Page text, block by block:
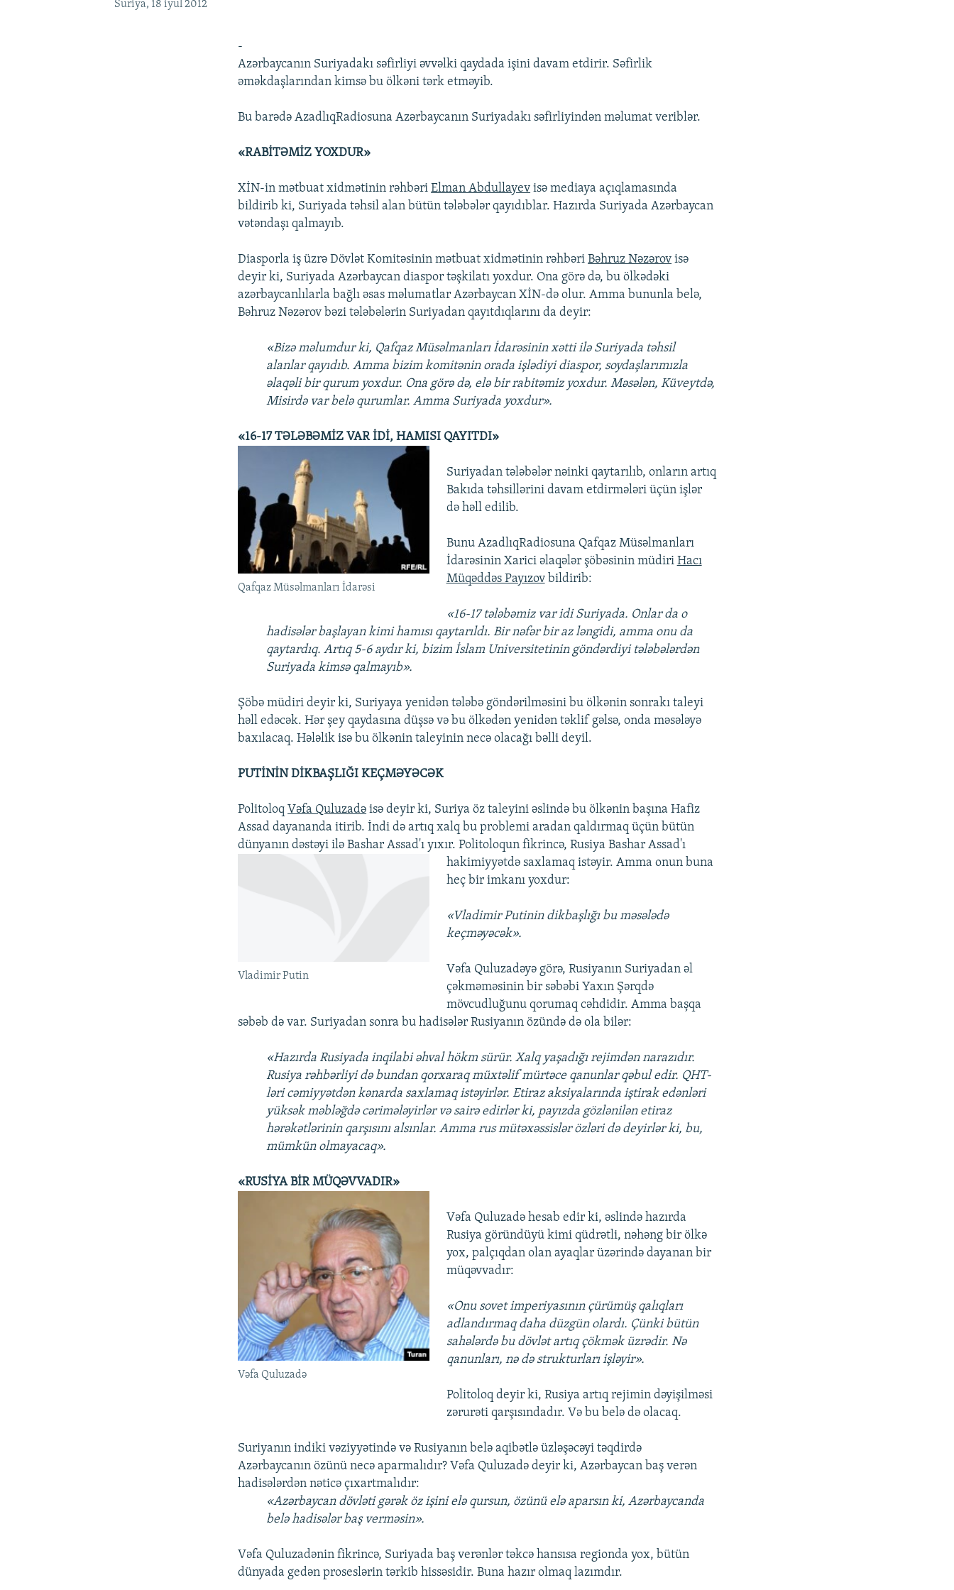
Suriya, 18 iyul 2012
-
Azərbaycanın Suriyadakı səfirliyi əvvəlki qaydada işini davam etdirir. Səfirlik
əməkdaşlarından kimsə bu ölkəni tərk etməyib.
Bu barədə AzadlıqRadiosuna Azərbaycanın Suriyadakı səfirliyindən məlumat veriblər.
«RABİTƏMİZ YOXDUR»
XİN-in mətbuat xidmətinin rəhbəriElman Abdullayev isə mediaya açıqlamasında
bildirib ki, Suriyada təhsil alan bütün tələbələr qayıdıblar. Hazırda Suriyada Azərbaycan
vətəndaşı qalmayıb.
Diasporla iş üzrə Dövlət Komitəsinin mətbuat xidmətinin rəhbəriBəhruz Nəzərov isə
deyir ki, Suriyada Azərbaycan diaspor təşkilatı yoxdur. Ona görə də, bu ölkədəki
azərbaycanlılarla bağlı əsas məlumatlar Azərbaycan XİN-də olur. Amma bununla belə,
Bəhruz Nəzərov bəzi tələbələrin Suriyadan qayıtdıqlarını da deyir:
«Bizə məlumdur ki, Qafqaz Müsəlmanları İdarəsinin xətti ilə Suriyada təhsil
alanlar qayıdıb. Amma bizim komitənin orada işlədiyi diaspor, soydaşlarımızla
əlaqəli bir qurum yoxdur. Ona görə də, elə bir rabitəmiz yoxdur. Məsələn, Küveytdə,
Misirdə var belə qurumlar. Amma Suriyada yoxdur».
«16-17 TƏLƏBƏMİZ VAR İDİ, HAMISI QAYITDI»
Qafqaz Müsəlmanları İdarəsi
Suriyadan tələbələr nəinki qaytarılıb, onların artıq
Bakıda təhsillərini davam etdirmələri üçün işlər
də həll edilib.
Bunu AzadlıqRadiosuna Qafqaz Müsəlmanları
İdarəsinin Xarici əlaqələr şöbəsinin müdiri Hacı
Müqəddəs Payızovbildirib:
«16-17 tələbəmiz var idi Suriyada. Onlar da o
hadisələr başlayan kimi hamısı qaytarıldı. Bir nəfər bir az ləngidi, amma onu da
qaytardıq. Artıq 5-6 aydır ki, bizim İslam Universitetinin göndərdiyi tələbələrdən
Suriyada kimsə qalmayıb».
Şöbə müdiri deyir ki, Suriyaya yenidən tələbə göndərilməsini bu ölkənin sonrakı taleyi
həll edəcək. Hər şey qaydasına düşsə və bu ölkədən yenidən təklif gəlsə, onda məsələyə
baxılacaq. Hələlik isə bu ölkənin taleyinin necə olacağı bəlli deyil.
PUTİNİN DİKBAŞLIĞI KEÇMƏYƏCƏK
PolitoloqVəfa Quluzadə isə deyir ki, Suriya öz taleyini əslində bu ölkənin başına Hafiz
Assad dayananda itirib. İndi də artıq xalq bu problemi aradan qaldırmaq üçün bütün
dünyanın dəstəyi ilə Bashar Assad'ı yıxır. Politoloqun fikrincə, Rusiya Bashar Assad'ı
hakimiyyətdə saxlamaq istəyir.
Vladimir Putin
Amma onun buna
heç bir imkanı yoxdur:
«Vladimir Putinin dikbaşlığı bu məsələdə
keçməyəcək».
Vəfa Quluzadəyə görə, Rusiyanın Suriyadan əl
çəkməməsinin bir səbəbi Yaxın Şərqdə
mövcudluğunu qorumaq cəhdidir. Amma başqa
səbəb də var. Suriyadan sonra bu hadisələr Rusiyanın özündə də ola bilər:
«Hazırda Rusiyada inqilabi əhval hökm sürür. Xalq yaşadığı rejimdən narazıdır.
Rusiya rəhbərliyi də bundan qorxaraq müxtəlif mürtəce qanunlar qəbul edir. QHT-
ləri cəmiyyətdən kənarda saxlamaq istəyirlər. Etiraz aksiyalarında iştirak edənləri
yüksək məbləğdə cərimələyirlər və sairə edirlər ki, payızda gözlənilən etiraz
hərəkətlərinin qarşısını alsınlar. Amma rus mütəxəssislər özləri də deyirlər ki, bu,
mümkün olmayacaq».
«RUSİYA BİR MÜQƏVVADIR»
Vəfa Quluzadə
Vəfa Quluzadə hesab edir ki, əslində hazırda
Rusiya göründüyü kimi qüdrətli, nəhəng bir ölkə
yox, palçıqdan olan ayaqlar üzərində dayanan bir
müqəvvadır:
«Onu sovet imperiyasının çürümüş qalıqları
adlandırmaq daha düzgün olardı. Çünki bütün
sahələrdə bu dövlət artıq çökmək üzrədir. Nə
qanunları, nə də strukturları işləyir».
Politoloq deyir ki, Rusiya artıq rejimin dəyişilməsi
zərurəti qarşısındadır. Və bu belə də olacaq.
Suriyanın indiki vəziyyətində və Rusiyanın belə aqibətlə üzləşəcəyi təqdirdə
Azərbaycanın özünü necə aparmalıdır? Vəfa Quluzadə deyir ki, Azərbaycan baş verən
hadisələrdən nəticə çıxartmalıdır:
«Azərbaycan dövləti gərək öz işini elə qursun, özünü elə aparsın ki, Azərbaycanda
belə hadisələr baş verməsin».
Vəfa Quluzadənin fikrincə, Suriyada baş verənlər təkcə hansısa regionda yox, bütün
dünyada gedən proseslərin tərkib hissəsidir. Buna hazır olmaq lazımdır.